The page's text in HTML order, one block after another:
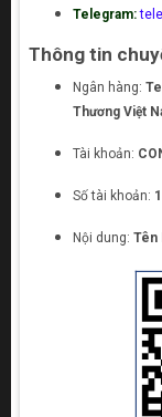
Telegram:
Thông tin
Ngân hàng:
Thương Việt
Tài khoản:
Số tài khoản:
Nội dung: Tên